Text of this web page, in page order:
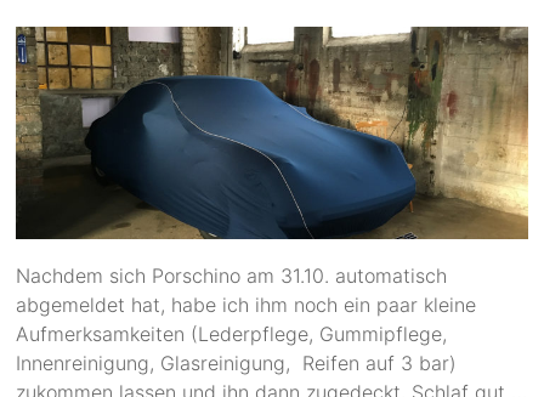
Nachdem sich Porschino am 31.10. automatisch
abgemeldet hat, habe ich ihm noch ein paar kleine
Aufmerksamkeiten (Lederpflege, Gummipflege,
Innenreinigung, Glasreinigung, Reifen auf 3 bar)